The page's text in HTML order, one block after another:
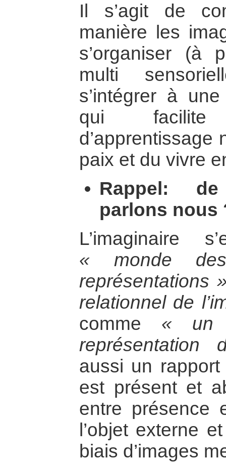
Il s’agit de
manière les
s’organiser (à
multi
s’intégrer à
qui
d’apprentissage
paix et du vivre
Rappel:
parlons nous
L’imaginaire
« monde
représentations
relationnel de
comme « un
aussi un
est présent et
entre présence
l’objet externe
biais d’images